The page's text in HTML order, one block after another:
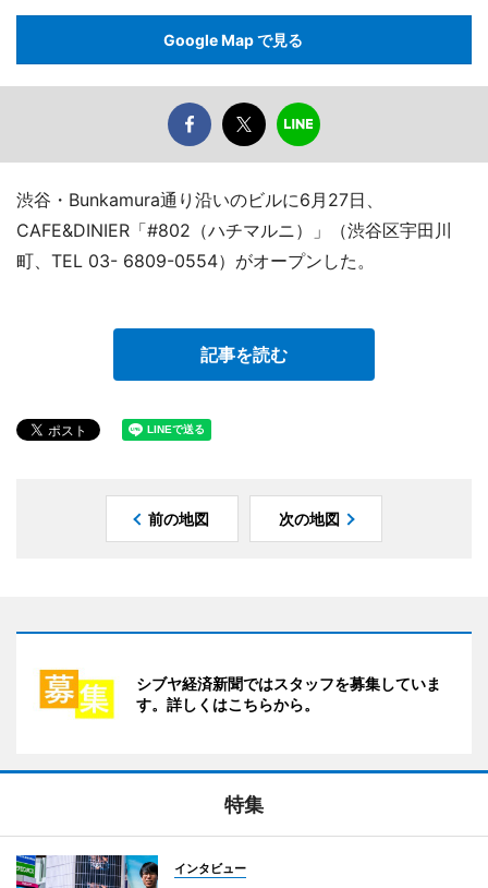
Google Map で見る
渋谷・Bunkamura通り沿いのビルに6月27日、
CAFE&DINIER「#802（ハチマルニ）」（渋谷区宇田川
町、TEL 03- 6809-0554）がオープンした。
記事を読む
前の地図 次の地図
シブヤ経済新聞ではスタッフを募集していま
す。詳しくはこちらから。
特集
インタビュー